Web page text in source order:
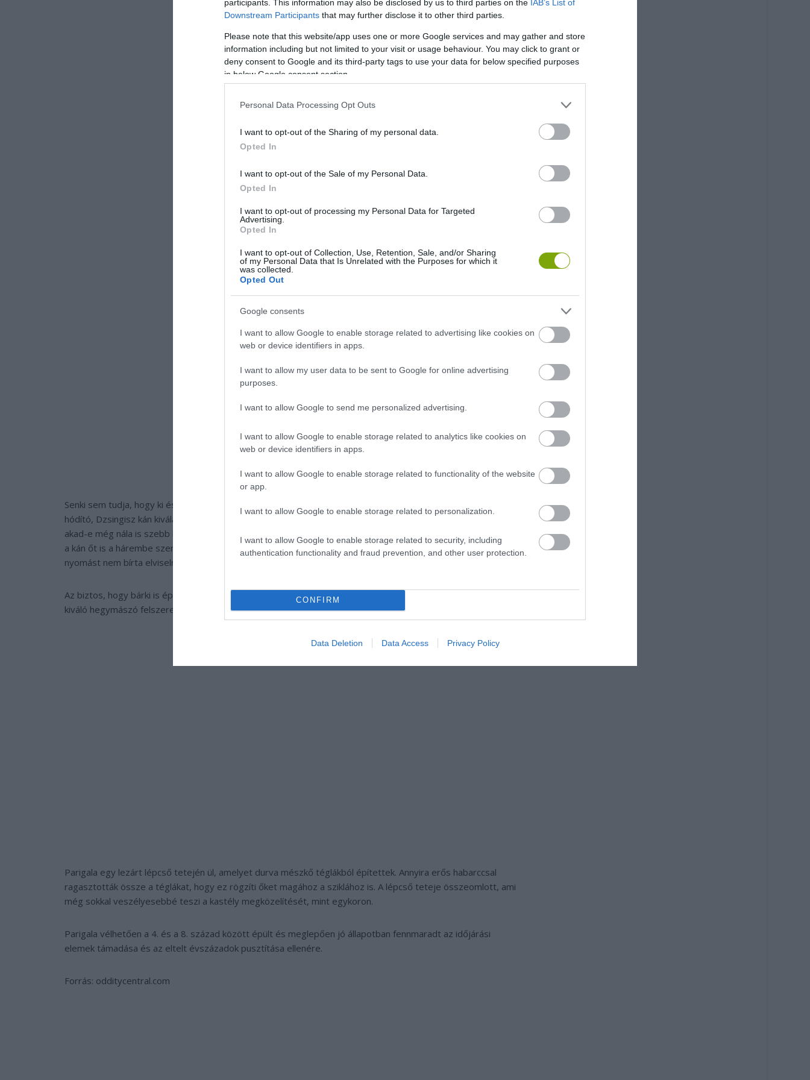
participants. This information may also be disclosed by us to third parties on the IAB’s List of
Downstream Participants that may further disclose it to other third parties.
Please note that this website/app uses one or more Google services and may gather and store
information including but not limited to your visit or usage behaviour. You may click to grant or
deny consent to Google and its third-party tags to use your data for below specified purposes
in below Google consent section.
Personal Data Processing Opt Outs
I want to opt-out of the Sharing of my personal data.
Opted In
I want to opt-out of the Sale of my Personal Data.
Opted In
I want to opt-out of processing my Personal Data for Targeted
Advertising.
Opted In
I want to opt-out of Collection, Use, Retention, Sale, and/or Sharing
of my Personal Data that Is Unrelated with the Purposes for which it
was collected.
Opted Out
Google consents
I want to allow Google to enable storage related to advertising like cookies on
web or device identifiers in apps.
I want to allow my user data to be sent to Google for online advertising
purposes.
I want to allow Google to send me personalized advertising.
I want to allow Google to enable storage related to analytics like cookies on
web or device identifiers in apps.
I want to allow Google to enable storage related to functionality of the website
or app.
I want to allow Google to enable storage related to personalization.
I want to allow Google to enable storage related to security, including
authentication functionality and fraud prevention, and other user protection.
CONFIRM
Data Deletion Data Access Privacy Policy
Senki sem tudja, hogy ki és miért építette ezt a különös lakot. A legnépszerűbb legenda szerint a mongol
hódító, Dzsingisz kán kiválasztotta az egyik helyi uralkodó lányát feleségének, és megkérdezte tőle, hogy
akad-e még nála is szebb lány a vidéken. A hajadon a testvérét, Parit mondta. Amikor Pari meghallotta, hogy
a kán őt is a hárembe szeretné vinni, építtetett magának egy várat a hegyen és oda rejtőzött. Azonban a
nyomást nem bírta elviselni és végül levetette magát a szikláról.
Az biztos, hogy bárki is építette a kúriát, intimitásra és biztonságra vágyott. Még napjainkban is, amikor már
kiváló hegymászó felszerelések állnak a rendelkezésünkre, komoly kihívást jelent feljutni az épülethez.
Parigala egy lezárt lépcső tetején ül, amelyet durva mészkő téglákból építettek. Annyira erős habarccsal
ragasztották össze a téglákat, hogy ez rögzíti őket magához a sziklához is. A lépcső teteje összeomlott, ami
még sokkal veszélyesebbé teszi a kastély megközelítését, mint egykoron.
Parigala vélhetően a 4. és a 8. század között épült és meglepően jó állapotban fennmaradt az időjárási
elemek támadása és az eltelt évszázadok pusztítása ellenére.
Forrás: odditycentral.com